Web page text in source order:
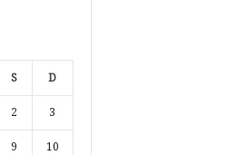
S D
2 3
9 10